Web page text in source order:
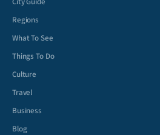
Regions
What To See
Things To Do
Culture
Travel
Business
Blog